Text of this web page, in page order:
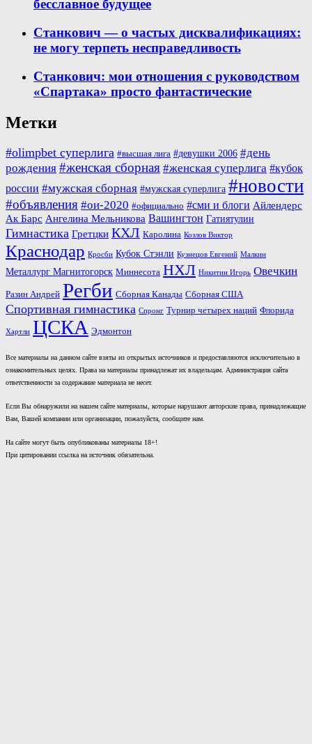
бесславное будущее
Станкович — о частых дисквалификациях:
не могу терпеть несправедливость
Станкович: мои отношения с руководством
«Спартака» просто фантастические
Метки
#olimpbet суперлига #высшая лига #девушки 2006 #день
рождения #женская сборная #женская суперлига #кубок
россии #мужская сборная #мужская суперлига #новости
#объявления #ои-2020 #официально #сми и блоги Айлендерс
Ак Барс Ангелина Мельникова Вашингтон Гатиятулин
Гимнастика Гретцки КХЛ Каролина Козлов Виктор
Краснодар Кросби Кубок Стэнли Кузнецов Евгений Малкин
Металлург Магнитогорск Миннесота НХЛ Никитин Игорь Овечкин
Разин Андрей Регби Сборная Канады Сборная США
Спортивная гимнастика Спронг Турнир четырех наций Флорида
Хартли ЦСКА Эдмонтон
Все материалы на данном сайте взяты из открытых источников и предоставляются исключительно в
ознакомительных целях. Права на материалы принадлежат их владельцам. Администрация сайта
ответственности за содержание материала не несет.
Если Вы обнаружили на нашем сайте материалы, которые нарушают авторские права, принадлежащие
Вам, Вашей компании или организации, пожалуйста, сообщите нам.
На сайте могут быть опубликованы материалы 18+!
При цитировании ссылка на источник обязательна.